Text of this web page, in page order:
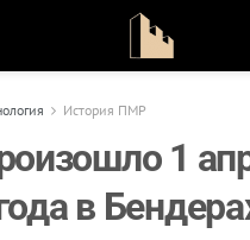
История ПМР
1
в